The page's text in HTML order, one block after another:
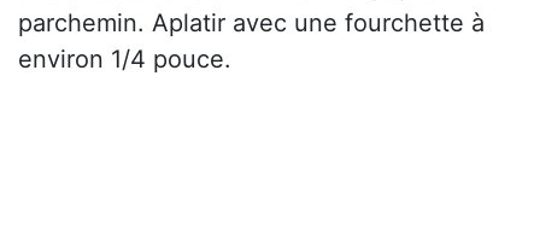
parchemin. Aplatir avec une fourchette à
environ 1/4 pouce.